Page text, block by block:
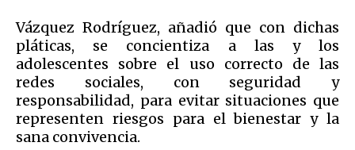
Vázquez Rodríguez, añadió que con dichas
pláticas, se concientiza a las y los
adolescentes sobre el uso correcto de las
redes sociales, con seguridad y
responsabilidad, para evitar situaciones que
representen riesgos para el bienestar y la
sana convivencia.